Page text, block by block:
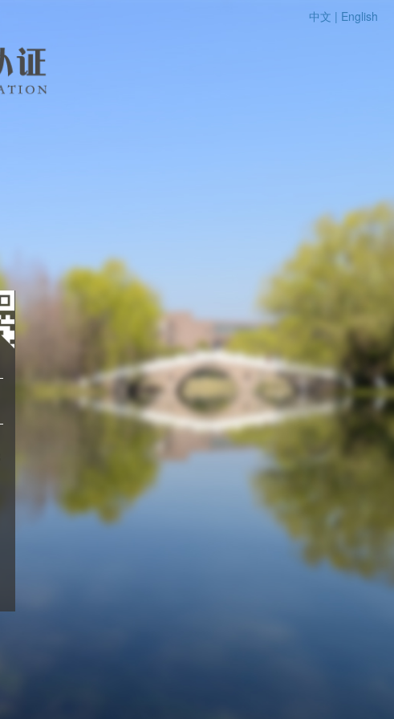
中文 | English